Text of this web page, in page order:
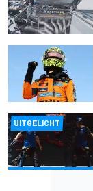
UITGELICHT